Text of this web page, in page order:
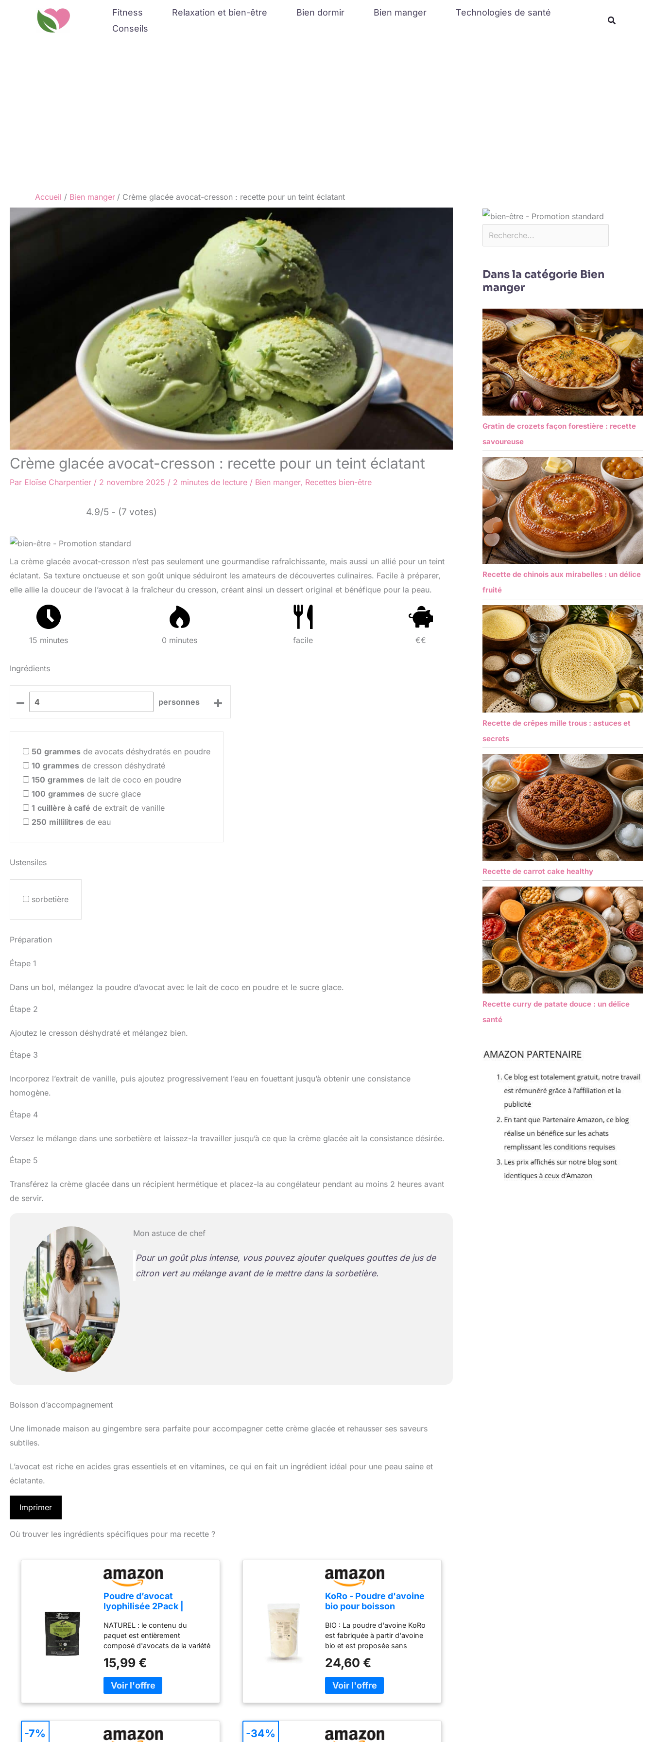
Fitness Relaxation et bien-être Bien dormir Bien manger
Technologies de santé
Conseils
Accueil Bien manger Crème glacée avocat-cresson : recette pour un teint éclatant
Crème glacée avocat-cresson : recette pour un teint éclatant
Par Eloïse Charpentier / 2 novembre 2025 / 2 minutes de lecture / Bien manger, Recettes bien-être
4.9/5 - (7 votes)
La crème glacée avocat-cresson n’est pas seulement une gourmandise rafraîchissante, mais aussi un allié pour un teint
éclatant. Sa texture onctueuse et son goût unique séduiront les amateurs de découvertes culinaires. Facile à préparer,
elle allie la douceur de l’avocat à la fraîcheur du cresson, créant ainsi un dessert original et bénéfique pour la peau.
15 minutes 0 minutes facile €€
Ingrédients
– personnes +
50 grammes de avocats déshydratés en poudre
10 grammes de cresson déshydraté
150 grammes de lait de coco en poudre
100 grammes de sucre glace
1 cuillère à café de extrait de vanille
250 millilitres de eau
Ustensiles
sorbetière
Préparation
Étape 1
Dans un bol, mélangez la poudre d’avocat avec le lait de coco en poudre et le sucre glace.
Étape 2
Ajoutez le cresson déshydraté et mélangez bien.
Étape 3
Incorporez l’extrait de vanille, puis ajoutez progressivement l’eau en fouettant jusqu’à obtenir une consistance
homogène.
Étape 4
Versez le mélange dans une sorbetière et laissez-la travailler jusqu’à ce que la crème glacée ait la consistance désirée.
Étape 5
Transférez la crème glacée dans un récipient hermétique et placez-la au congélateur pendant au moins 2 heures avant
de servir.
Mon astuce de chef
Pour un goût plus intense, vous pouvez ajouter quelques gouttes de jus de
citron vert au mélange avant de le mettre dans la sorbetière.
Boisson d’accompagnement
Une limonade maison au gingembre sera parfaite pour accompagner cette crème glacée et rehausser ses saveurs
subtiles.
L’avocat est riche en acides gras essentiels et en vitamines, ce qui en fait un ingrédient idéal pour une peau saine et
éclatante.
Imprimer
Où trouver les ingrédients spécifiques pour ma recette ?
Poudre d’avocat
lyophilisée 2Pack |
Mexique
NATUREL : le contenu du
paquet est entièrement
composé d'avocats de la variété
additifs. PORTABLE : servez la
portion souhaitée à tout
moment et n'importe où, et
conservez le reste dans
l'emballage refermable.
Préparez du guacamole en
15,99 €
KoRo - Poudre d'avoine
bio pour boisson
Préparation facile et
rapide - Qualité bio
BIO : La poudre d'avoine KoRo
est fabriquée à partir d'avoine
bio et est proposée sans
: Cette boisson à l'avoine
maison est entièrement vegan,
idéale pour les régimes vegan.
POLYVALENT : Dans un café,
un shake ou tout simplement
un rien de temps, partout où il y
24,60 €
-7% -34%
Rechercher
Dans la catégorie Bien
manger
Gratin de crozets façon forestière : recette
savoureuse
Recette de chinois aux mirabelles : un délice
fruité
Recette de crêpes mille trous : astuces et
secrets
Recette de carrot cake healthy
Recette curry de patate douce : un délice
santé